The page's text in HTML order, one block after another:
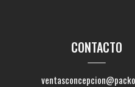
CONTACTO